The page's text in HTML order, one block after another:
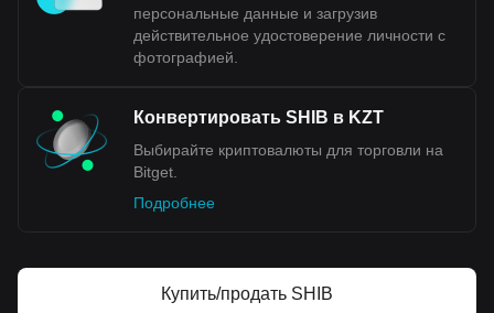
персональные данные и загрузив
действительное удостоверение личности с
фотографией.
Конвертировать SHIB в KZT
Выбирайте криптовалюты для торговли на
Bitget.
Подробнее
Купить/продать SHIB